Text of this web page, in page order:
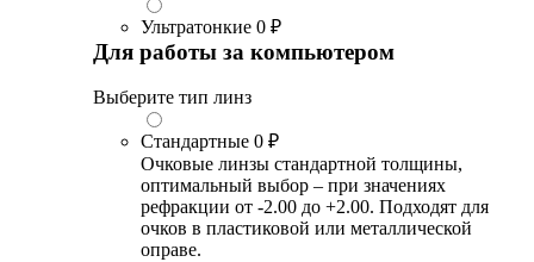
Ультратонкие 0 ₽
Для работы за компьютером
Выберите тип линз
Стандартные 0 ₽
Очковые линзы стандартной толщины,
оптимальный выбор – при значениях
рефракции от -2.00 до +2.00. Подходят для
очков в пластиковой или металлической
оправе.